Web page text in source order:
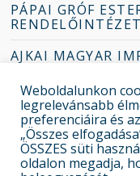
PÁPAI GRÓF
AJKAI MAGYAR
TAPOLCAI DEÁK
ZIRCI ERZSÉBET
Weboldalunkon
legrelevánsabb
preferenciáira és
„Összes
ÖSSZES süti
oldalon megadja,